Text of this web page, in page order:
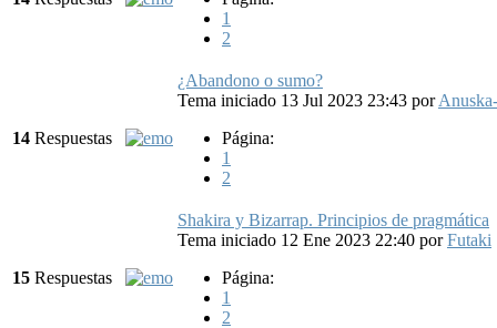
1
2
14 Respuestas
¿Abandono o sumo?
Tema iniciado 13 Jul 2023 23:43 porAnuska-
Página:
1
2
15 Respuestas
Shakira y Bizarrap. Principios de pragmática
Tema iniciado 12 Ene 2023 22:40 porFutaki
Página:
1
2